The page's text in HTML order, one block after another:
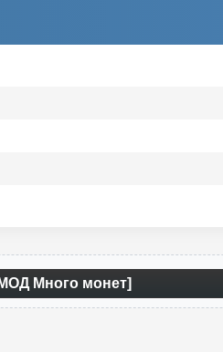
Много монет]